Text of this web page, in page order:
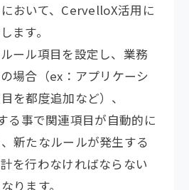
おいて、CervelloX活用に
ます。
ール項目を設定し、業務
場合（ex：アプリケーシ
を都度追加など）、
る事で関連項目が自動的に
新たなルールが発生する
を行わなければならない
ります。